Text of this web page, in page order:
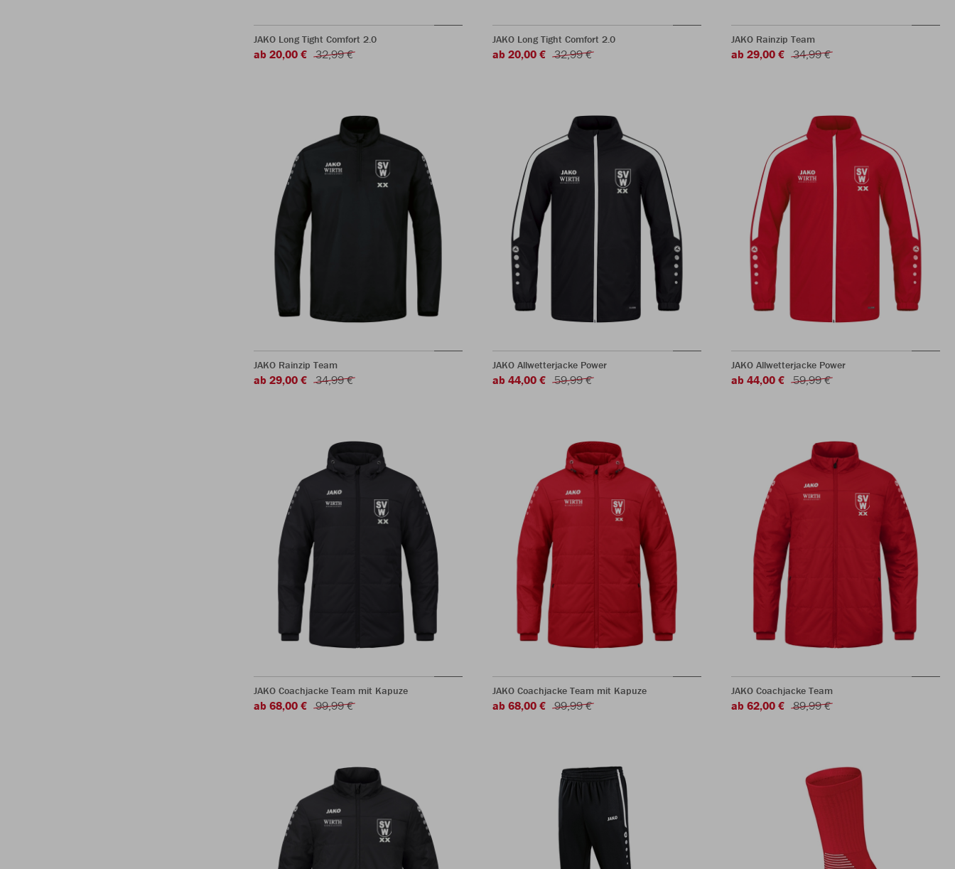
JAKO Long Tight Comfort 2.0
ab 20,00 € 32,99 €
JAKO Long Tight Comfort 2.0
ab 20,00 € 32,99 €
JAKO Rainzip Team
ab 29,00 € 34,99 €
JAKO Rainzip Team
ab 29,00 € 34,99 €
JAKO Allwetterjacke Power
ab 44,00 € 59,99 €
JAKO Allwetterjacke Power
ab 44,00 € 59,99 €
JAKO Coachjacke Team mit Kapuze
ab 68,00 € 99,99 €
JAKO Coachjacke Team mit Kapuze
ab 68,00 € 99,99 €
JAKO Coachjacke Team
ab 62,00 € 89,99 €